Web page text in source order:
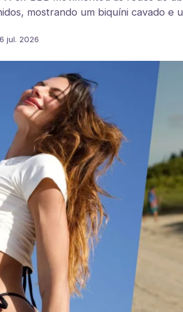
mostrando um biquíni cavado e
jul. 2026